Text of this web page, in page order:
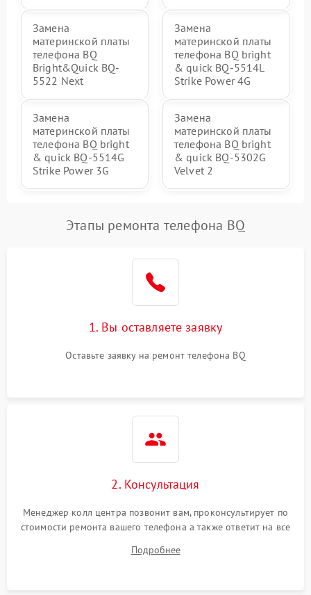
Замена
материнской платы
телефона BQ
Bright&Quick BQ-
5522 Next
Замена
материнской платы
телефона BQ bright
& quick BQ-5514L
Strike Power 4G
Замена
материнской платы
телефона BQ bright
& quick BQ-5514G
Strike Power 3G
Замена
материнской платы
телефона BQ bright
& quick BQ-5302G
Velvet 2
Этапы ремонта телефона BQ
1. Вы оставляете заявку
Оставьте заявку на ремонт телефона BQ
2. Консультация
Менеджер колл центра позвонит вам, проконсультирует по
стоимости ремонта вашего телефона а также ответит на все
Подробнее